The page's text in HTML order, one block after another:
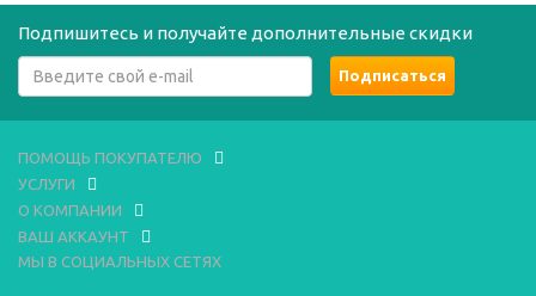
Подпишитесь и получайте дополнительные скидки
ПОМОЩЬ ПОКУПАТЕЛЮ
УСЛУГИ
О КОМПАНИИ
ВАШ АККАУНТ
МЫ В СОЦИАЛЬНЫХ СЕТЯХ